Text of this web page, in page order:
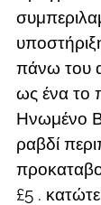
πάνω του
ως ένα το
Ηνωμένο
ραβδί
£5 .